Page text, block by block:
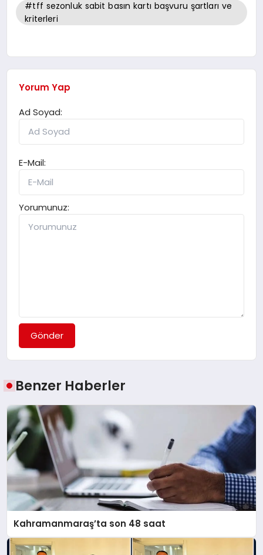
#tff sezonluk sabit basın kartı başvuru şartları ve
kriterleri
Yorum Yap
Ad Soyad:
E-Mail:
Yorumunuz:
Gönder
Benzer Haberler
Kahramanmaraş’ta son 48 saat